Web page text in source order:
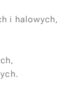
i halowych,